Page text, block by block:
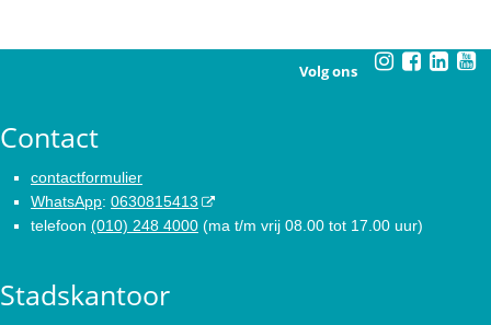
Volg ons
Contact
contactformulier
WhatsApp: 0630815413
telefoon (010) 248 4000 (ma t/m vrij 08.00 tot 17.00 uur)
Stadskantoor